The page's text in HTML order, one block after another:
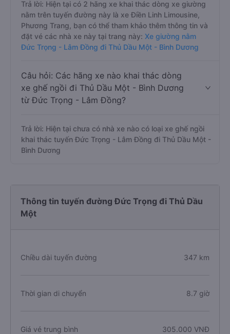
Trả lời: Hiện tại có 2 hãng xe khai thác dòng xe giường
nằm trên tuyến đường này là xe Điền Linh Limousine,
Phương Trang, bạn có thể tham khảo thêm thông tin và
đặt vé các nhà xe này tại trang này: Xe giường nằm
Đức Trọng - Lâm Đồng đi Thủ Dầu Một - Bình Dương
Câu hỏi: Các hãng xe nào khai thác dòng
xe ghế ngồi đi Thủ Dầu Một - Bình Dương
từ Đức Trọng - Lâm Đồng?
Trả lời: Hiện tại chưa có nhà xe nào có loại xe ghế ngồi
khai thác tuyến Đức Trọng - Lâm Đồng đi Thủ Dầu Một -
Bình Dương
Thông tin tuyến đường Đức Trọng đi Thủ Dầu
Một
Chiều dài tuyến đường 347 km
Thời gian di chuyển 8.7 giờ
Giá vé trung bình 305.000 VNĐ